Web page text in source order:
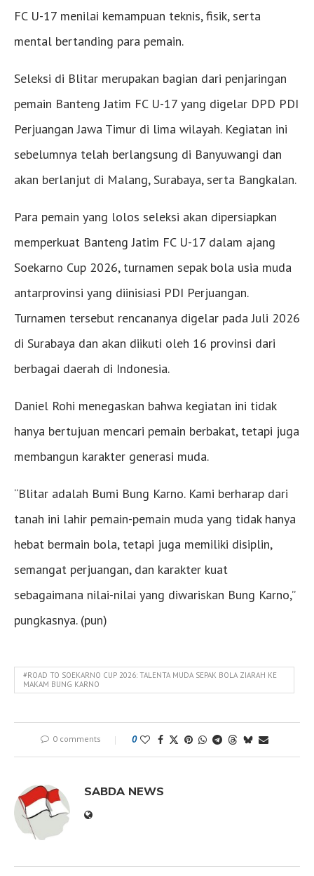
FC U-17 menilai kemampuan teknis, fisik, serta
mental bertanding para pemain.
Seleksi di Blitar merupakan bagian dari penjaringan
pemain Banteng Jatim FC U-17 yang digelar DPD PDI
Perjuangan Jawa Timur di lima wilayah. Kegiatan ini
sebelumnya telah berlangsung di Banyuwangi dan
akan berlanjut di Malang, Surabaya, serta Bangkalan.
Para pemain yang lolos seleksi akan dipersiapkan
memperkuat Banteng Jatim FC U-17 dalam ajang
Soekarno Cup 2026, turnamen sepak bola usia muda
antarprovinsi yang diinisiasi PDI Perjuangan.
Turnamen tersebut rencananya digelar pada Juli 2026
di Surabaya dan akan diikuti oleh 16 provinsi dari
berbagai daerah di Indonesia.
Daniel Rohi menegaskan bahwa kegiatan ini tidak
hanya bertujuan mencari pemain berbakat, tetapi juga
membangun karakter generasi muda.
“Blitar adalah Bumi Bung Karno. Kami berharap dari
tanah ini lahir pemain-pemain muda yang tidak hanya
hebat bermain bola, tetapi juga memiliki disiplin,
semangat perjuangan, dan karakter kuat
sebagaimana nilai-nilai yang diwariskan Bung Karno,”
pungkasnya. (pun)
#ROAD TO SOEKARNO CUP 2026: TALENTA MUDA SEPAK BOLA ZIARAH KE
MAKAM BUNG KARNO
0 comments 0
SABDA NEWS